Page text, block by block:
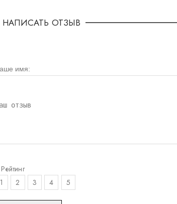
НАПИСАТЬ ОТЗЫВ
Рейтинг
1
2 3 4 5